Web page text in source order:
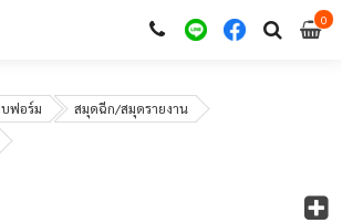
00
ฟอร์ม
สมุดฉีก/สมุดรายงาน